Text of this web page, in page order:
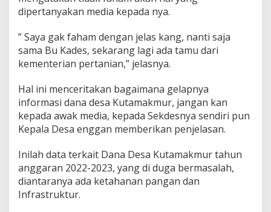
,
e
j
a
s
a
a
n
d
i
i
n
t
dipertanyakan media kepada nya.
” Saya gak faham dengan jelas kang, nanti saja
sama Bu Kades, sekarang lagi ada tamu dari
kementerian pertanian,” jelasnya.
Hal ini menceritakan bagaimana gelapnya
informasi dana desa Kutamakmur, jangan kan
kepada awak media, kepada Sekdesnya sendiri pun
Kepala Desa enggan memberikan penjelasan.
Inilah data terkait Dana Desa Kutamakmur tahun
anggaran 2022-2023, yang di duga bermasalah,
diantaranya ada ketahanan pangan dan
Infrastruktur.